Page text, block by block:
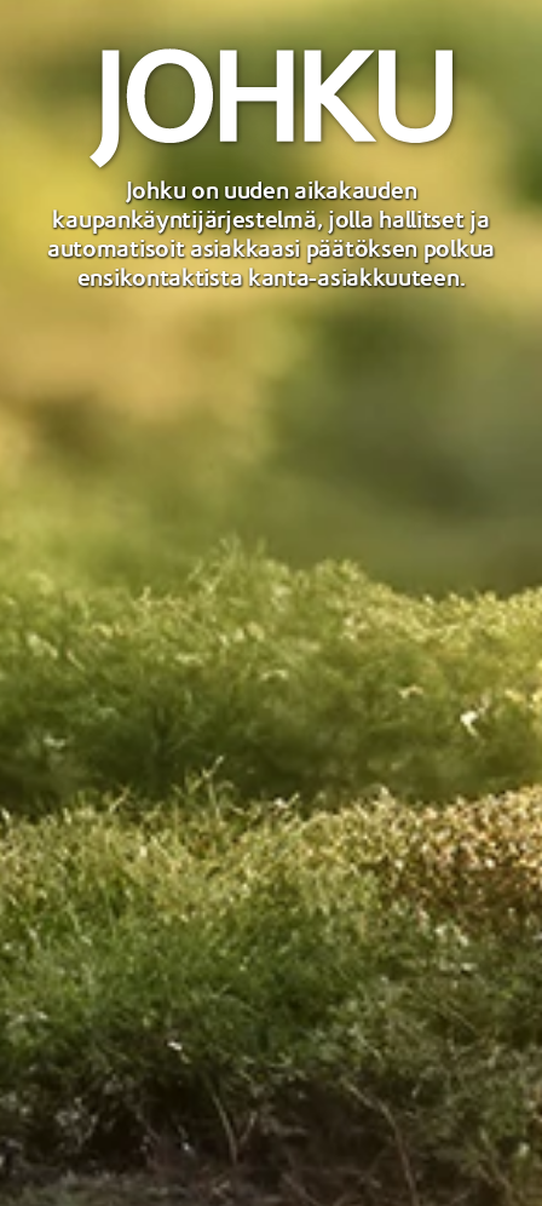
Johku on uuden aikakauden
kaupankäyntijärjestelmä, jolla hallitset ja
automatisoit asiakkaasi päätöksen polkua
ensikontaktista kanta-asiakkuuteen.